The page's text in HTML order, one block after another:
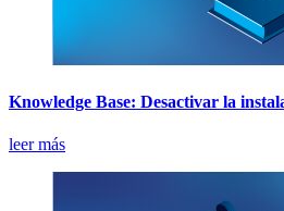
Knowledge Base: Desactivar la
leer más